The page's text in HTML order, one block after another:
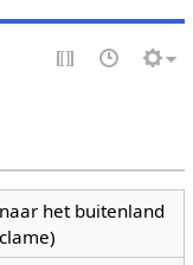
het buitenland